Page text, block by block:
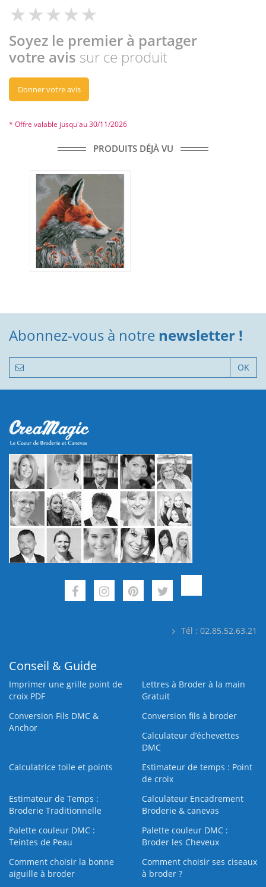
Soyez le premier à partager
votre avis sur ce produit
Donner votre avis
* Offre valable jusqu'au 30/11/2026
PRODUITS DÉJÀ VU
Abonnez-vous à notre newsletter !
OK
Tél : 02.85.52.63.21
Conseil & Guide
Imprimer une grille point de
croix PDF
Lettres à Broder à la main
Gratuit
Conversion Fils DMC &
Anchor
Conversion fils à broder
Calculateur d’échevettes
DMC
Calculatrice toile et points
Estimateur de temps : Point
de croix
Estimateur de Temps :
Broderie Traditionnelle
Calculateur Encadrement
Broderie & canevas
Palette couleur DMC :
Teintes de Peau
Palette couleur DMC :
Broder les Cheveux
Comment choisir la bonne
aiguille à broder
Comment choisir ses ciseaux
à broder ?